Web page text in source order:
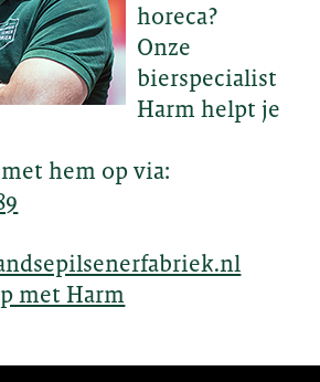
horeca?
Onze
bierspecialist
Harm helpt je
hem op via:
met Harm